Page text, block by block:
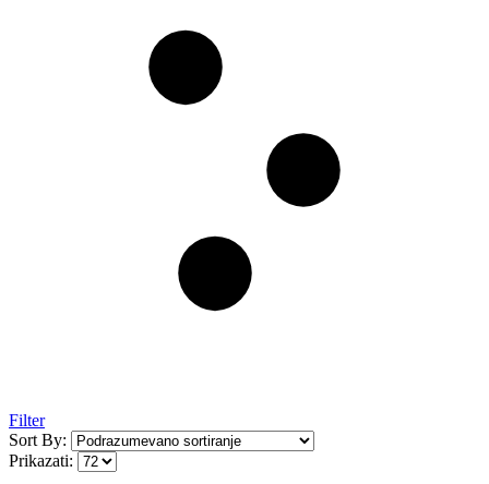
Filter
Sort By:
Prikazati: